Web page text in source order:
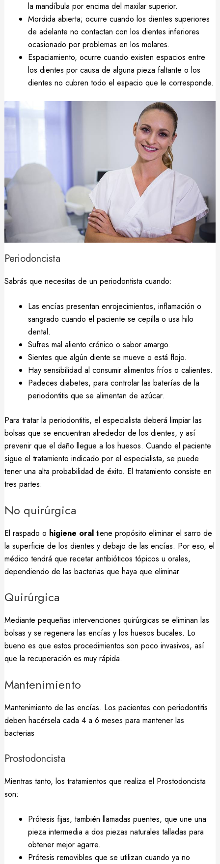
la mandíbula por encima del maxilar superior.
Mordida abierta; ocurre cuando los dientes superiores
de adelante no contactan con los dientes inferiores
ocasionado por problemas en los molares.
Espaciamiento, ocurre cuando existen espacios entre
los dientes por causa de alguna pieza faltante o los
dientes no cubren todo el espacio que le corresponde.
Periodoncista
Sabrás que necesitas de un periodontista cuando:
Las encías presentan enrojecimientos, inflamación o
sangrado cuando el paciente se cepilla o usa hilo
dental.
Sufres mal aliento crónico o sabor amargo.
Sientes que algún diente se mueve o está flojo.
Hay sensibilidad al consumir alimentos fríos o calientes.
Padeces diabetes, para controlar las baterías de la
periodontitis que se alimentan de azúcar.
Para tratar la periodontitis, el especialista deberá limpiar las
bolsas que se encuentran alrededor de los dientes, y así
prevenir que el daño llegue a los huesos. Cuando el paciente
sigue el tratamiento indicado por el especialista, se puede
tener una alta probabilidad de éxito. El tratamiento consiste en
tres partes:
No quirúrgica
El raspado o higiene oraltiene propósito eliminar el sarro de
la superficie de los dientes y debajo de las encías. Por eso, el
médico tendrá que recetar antibióticos tópicos u orales,
dependiendo de las bacterias que haya que eliminar.
Quirúrgica
Mediante pequeñas intervenciones quirúrgicas se eliminan las
bolsas y se regenera las encías y los huesos bucales. Lo
bueno es que estos procedimientos son poco invasivos, así
que la recuperación es muy rápida.
Mantenimiento
Mantenimiento de las encías. Los pacientes con periodontitis
deben hacérsela cada 4 a 6 meses para mantener las
bacterias
Prostodoncista
Mientras tanto, los tratamientos que realiza el Prostodoncista
son:
Prótesis fijas, también llamadas puentes, que une una
pieza intermedia a dos piezas naturales talladas para
obtener mejor agarre.
Prótesis removibles que se utilizan cuando ya no